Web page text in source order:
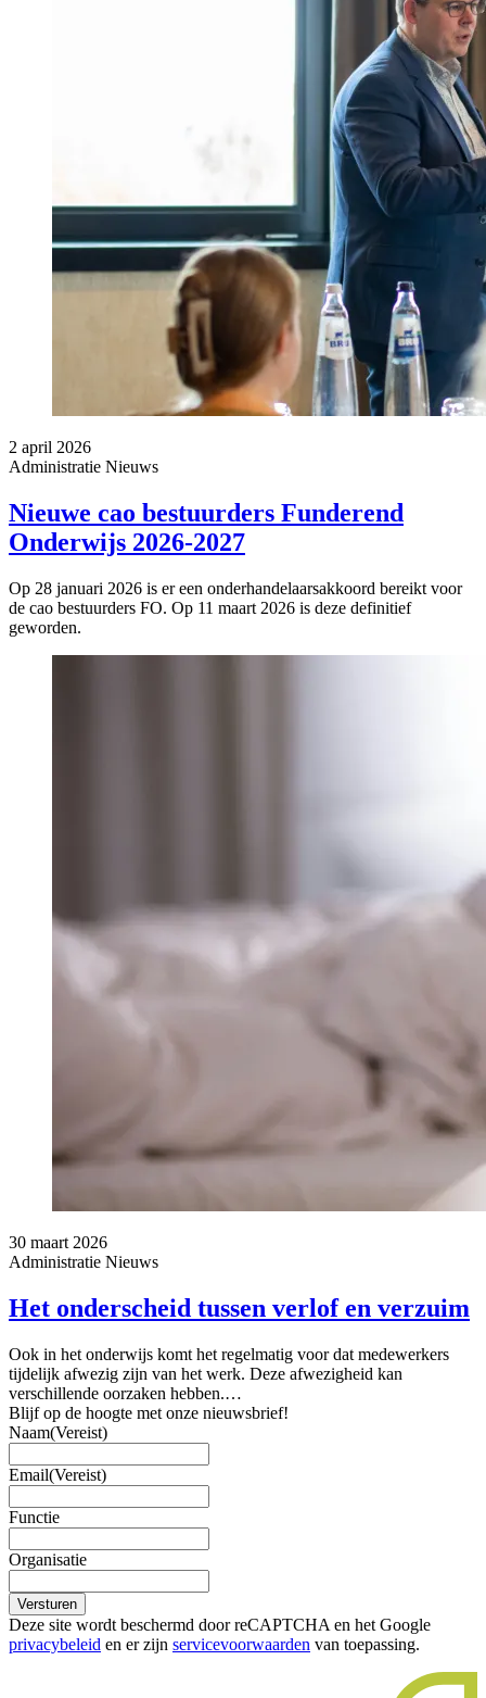
2 april 2026
Administratie Nieuws
Nieuwe cao bestuurders Funderend
Onderwijs 2026-2027
Op 28 januari 2026 is er een onderhandelaarsakkoord bereikt voor
de cao bestuurders FO. Op 11 maart 2026 is deze definitief
geworden.
30 maart 2026
Administratie Nieuws
Het onderscheid tussen verlof en verzuim
Ook in het onderwijs komt het regelmatig voor dat medewerkers
tijdelijk afwezig zijn van het werk. Deze afwezigheid kan
verschillende oorzaken hebben.…
Blijf op de hoogte met onze nieuwsbrief!
Naam(Vereist)
Email(Vereist)
Functie
Organisatie
Versturen
Deze site wordt beschermd door reCAPTCHA en het Google
privacybeleid en er zijn servicevoorwaarden van toepassing.